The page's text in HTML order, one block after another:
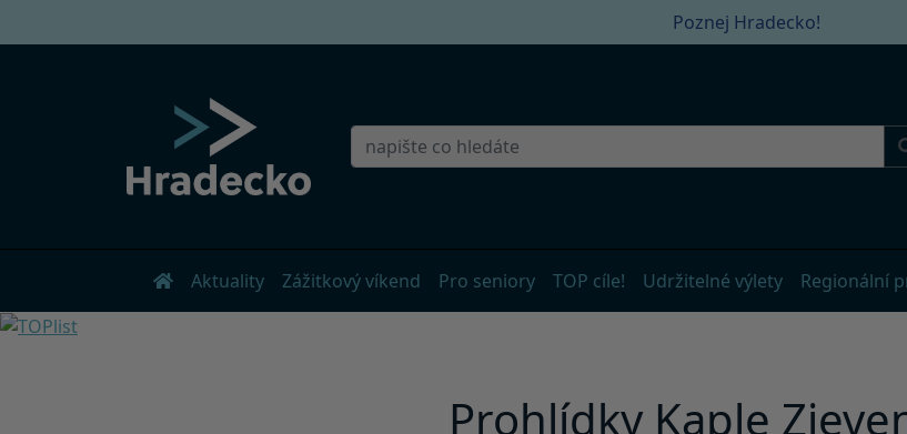
Poznej Hradecko!
Aktuality Zážitkový víkend Pro seniory TOP cíle! Udržitelné výlety Regionální
Prohlídky Kaple